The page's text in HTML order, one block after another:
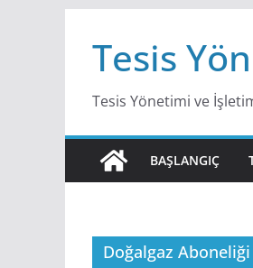
content
Tesis
Tesis Yönetimi ve
BAŞLANGIÇ
Doğalgaz Aboneliği